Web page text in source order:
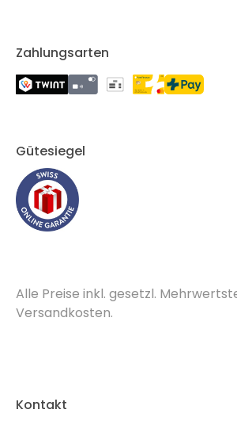
Zahlungsarten
Gütesiegel
Alle Preise inkl. gesetzl.
Versandkosten.
Kontakt